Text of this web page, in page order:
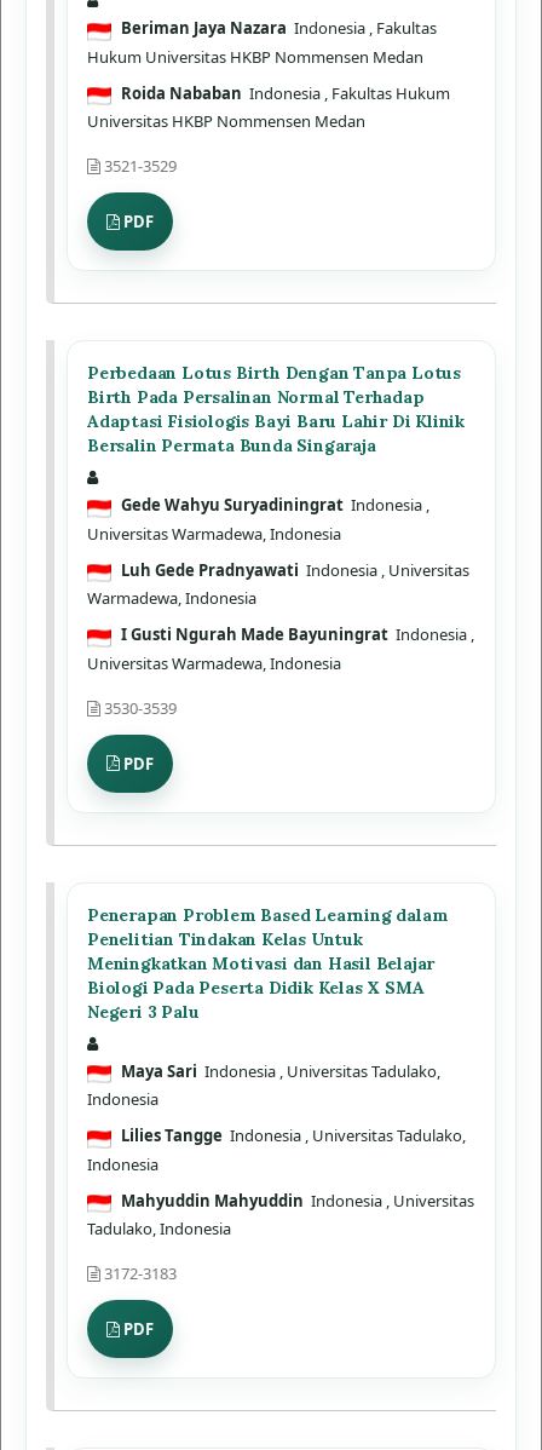
Beriman Jaya Nazara Indonesia , Fakultas
Hukum Universitas HKBP Nommensen Medan
Roida Nababan Indonesia , Fakultas Hukum
Universitas HKBP Nommensen Medan
3521-3529
PDF
Perbedaan Lotus Birth Dengan Tanpa Lotus
Birth Pada Persalinan Normal Terhadap
Adaptasi Fisiologis Bayi Baru Lahir Di Klinik
Bersalin Permata Bunda Singaraja
Gede Wahyu Suryadiningrat Indonesia ,
Universitas Warmadewa, Indonesia
Luh Gede Pradnyawati Indonesia , Universitas
Warmadewa, Indonesia
I Gusti Ngurah Made Bayuningrat Indonesia ,
Universitas Warmadewa, Indonesia
3530-3539
PDF
Penerapan Problem Based Learning dalam
Penelitian Tindakan Kelas Untuk
Meningkatkan Motivasi dan Hasil Belajar
Biologi Pada Peserta Didik Kelas X SMA
Negeri 3 Palu
Maya Sari Indonesia , Universitas Tadulako,
Indonesia
Lilies Tangge Indonesia , Universitas Tadulako,
Indonesia
Mahyuddin Mahyuddin Indonesia , Universitas
Tadulako, Indonesia
3172-3183
PDF